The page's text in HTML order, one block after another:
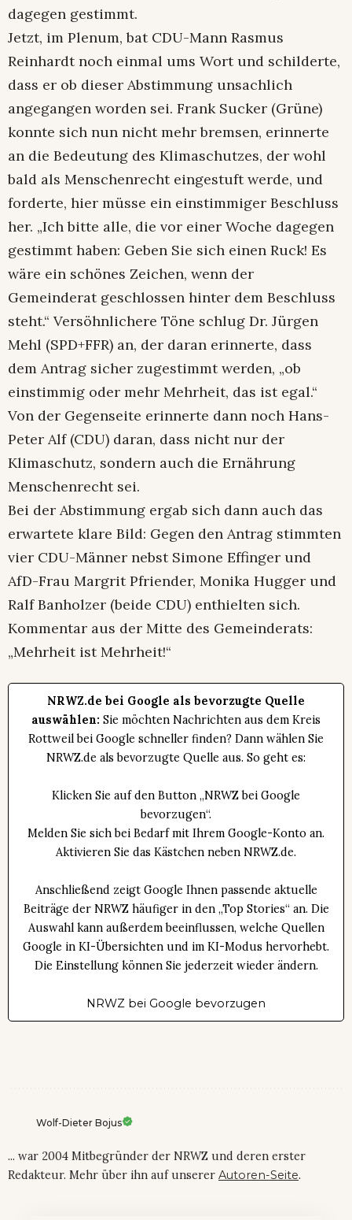
dagegen gestimmt.
Jetzt, im Plenum, bat CDU-Mann Rasmus
Reinhardt noch einmal ums Wort und schilderte,
dass er ob dieser Abstimmung unsachlich
angegangen worden sei. Frank Sucker (Grüne)
konnte sich nun nicht mehr bremsen, erinnerte
an die Bedeutung des Klimaschutzes, der wohl
bald als Menschenrecht eingestuft werde, und
forderte, hier müsse ein einstimmiger Beschluss
her. „Ich bitte alle, die vor einer Woche dagegen
gestimmt haben: Geben Sie sich einen Ruck! Es
wäre ein schönes Zeichen, wenn der
Gemeinderat geschlossen hinter dem Beschluss
steht.“ Versöhnlichere Töne schlug Dr. Jürgen
Mehl (SPD+FFR) an, der daran erinnerte, dass
dem Antrag sicher zugestimmt werden, „ob
einstimmig oder mehr Mehrheit, das ist egal.“
Von der Gegenseite erinnerte dann noch Hans-
Peter Alf (CDU) daran, dass nicht nur der
Klimaschutz, sondern auch die Ernährung
Menschenrecht sei.
Bei der Abstimmung ergab sich dann auch das
erwartete klare Bild: Gegen den Antrag stimmten
vier CDU-Männer nebst Simone Effinger und
AfD-Frau Margrit Pfriender, Monika Hugger und
Ralf Banholzer (beide CDU) enthielten sich.
Kommentar aus der Mitte des Gemeinderats:
„Mehrheit ist Mehrheit!“
NRWZ.de bei Google als bevorzugte Quelle
auswählen: Sie möchten Nachrichten aus dem Kreis
Rottweil bei Google schneller finden? Dann wählen Sie
NRWZ.de als bevorzugte Quelle aus. So geht es:
Klicken Sie auf den Button „NRWZ bei Google
bevorzugen“.
Melden Sie sich bei Bedarf mit Ihrem Google-Konto an.
Aktivieren Sie das Kästchen neben NRWZ.de.
Anschließend zeigt Google Ihnen passende aktuelle
Beiträge der NRWZ häufiger in den „Top Stories“ an. Die
Auswahl kann außerdem beeinflussen, welche Quellen
Google in KI-Übersichten und im KI-Modus hervorhebt.
Die Einstellung können Sie jederzeit wieder ändern.
NRWZ bei Google bevorzugen
Wolf-Dieter Bojus
... war 2004 Mitbegründer der NRWZ und deren erster
Redakteur. Mehr über ihn auf unserer Autoren-Seite.